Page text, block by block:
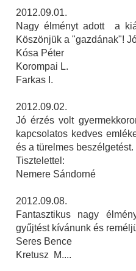
2012.09.01.
Nagy élményt adott a
Köszönjük a "gazdának"!
Kósa Péter
Korompai L.
Farkas I.
2012.09.02.
Jó érzés volt
kapcsolatos kedves
és a türelmes beszélgetést.
Tisztelettel:
Nemere Sándorné
2012.09.08.
Fantasztikus nagy
gyűjtést kívánunk és
Seres Bence
Kretusz M....